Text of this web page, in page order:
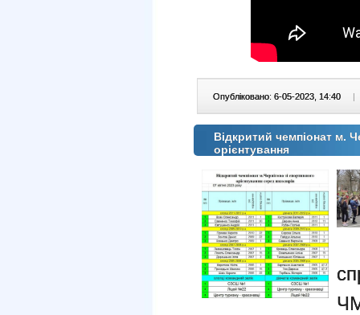
Опубліковано: 6-05-2023, 14:40 |
Відкритий чемпіонат м.
орієнтування